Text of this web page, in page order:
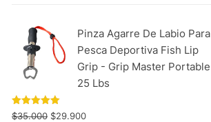
Pinza Agarre De Labio Para
Pesca Deportiva Fish Lip
Grip - Grip Master Portable
25 Lbs
Valorado
$35.000 $29.900